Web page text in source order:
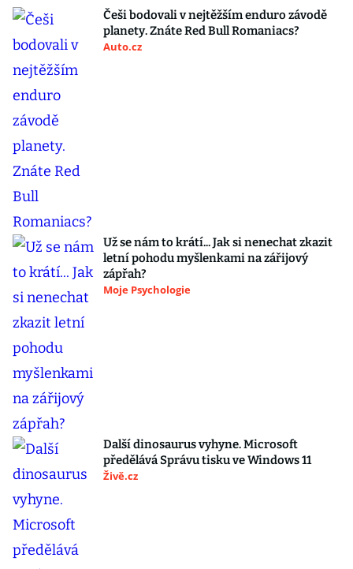
Češi bodovali v nejtěžším enduro závodě
planety. Znáte Red Bull Romaniacs?
Auto.cz
Už se nám to krátí... Jak si nenechat zkazit
letní pohodu myšlenkami na zářijový
zápřah?
Moje Psychologie
Další dinosaurus vyhyne. Microsoft
předělává Správu tisku ve Windows 11
Živě.cz